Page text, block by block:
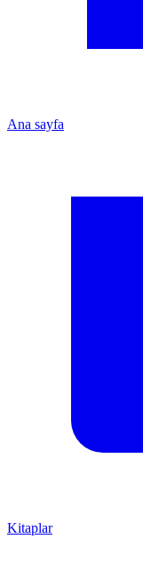
Ana sayfa
Kitaplar